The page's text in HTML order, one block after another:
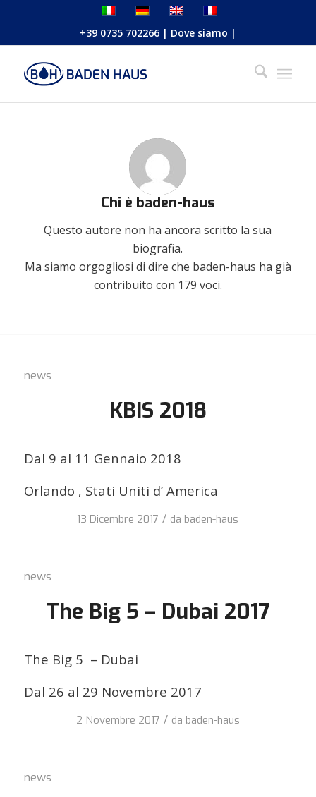
+39 0735 702266| Dove siamo |
Chi è baden-haus
Questo autore non ha ancora scritto la sua
biografia.
Ma siamo orgogliosi di dire che baden-haus ha già
contribuito con 179 voci.
news
KBIS 2018
Dal 9 al 11 Gennaio 2018
Orlando , Stati Uniti d’ America
13 Dicembre 2017 / da baden-haus
news
The Big 5 – Dubai 2017
The Big 5 – Dubai
Dal 26 al 29 Novembre 2017
2 Novembre 2017 / da baden-haus
news